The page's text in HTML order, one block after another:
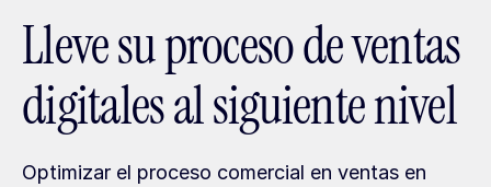
Lleve su proceso de ventas
digitales al siguiente nivel
Optimizar el proceso comercial en ventas en